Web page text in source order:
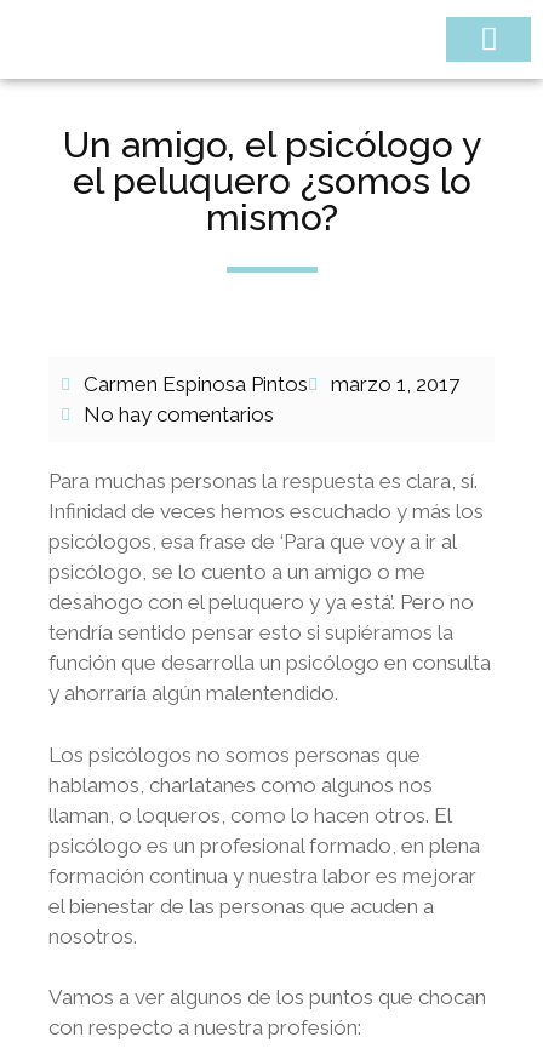
Un amigo, el psicólogo y
el peluquero ¿somos lo
mismo?
Carmen Espinosa Pintos
marzo 1, 2017
No hay comentarios
Para muchas personas la respuesta es clara, sí.
Infinidad de veces hemos escuchado y más los
psicólogos, esa frase de ‘Para que voy a ir al
psicólogo, se lo cuento a un amigo o me
desahogo con el peluquero y ya está’. Pero no
tendría sentido pensar esto si supiéramos la
función que desarrolla un psicólogo en consulta
y ahorraría algún malentendido.
Los psicólogos no somos personas que
hablamos, charlatanes como algunos nos
llaman, o loqueros, como lo hacen otros. El
psicólogo es un profesional formado, en plena
formación continua y nuestra labor es mejorar
el bienestar de las personas que acuden a
nosotros.
Vamos a ver algunos de los puntos que chocan
con respecto a nuestra profesión: